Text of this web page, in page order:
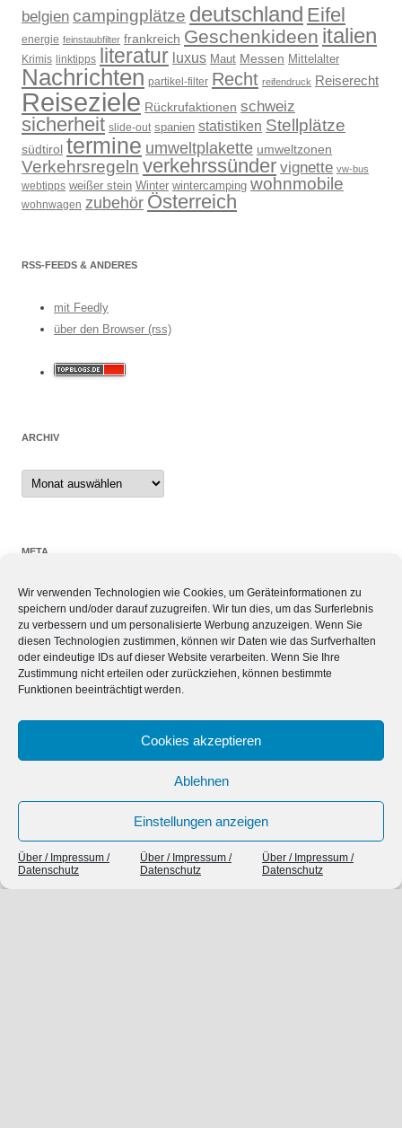
Wir verwenden Technologien wie Cookies, um Geräteinformationen zu
speichern und/oder darauf zuzugreifen. Wir tun dies, um das Surferlebnis
zu verbessern und um personalisierte Werbung anzuzeigen. Wenn Sie
diesen Technologien zustimmen, können wir Daten wie das Surfverhalten
oder eindeutige IDs auf dieser Website verarbeiten. Wenn Sie Ihre
Zustimmung nicht erteilen oder zurückziehen, können bestimmte
Funktionen beeinträchtigt werden.
Cookies akzeptieren
Ablehnen
Einstellungen anzeigen
Über / Impressum /
Datenschutz
Über / Impressum /
Datenschutz
Über / Impressum /
Datenschutz
belgien campingplätze deutschland Eifel
energie feinstaubfilter frankreich Geschenkideen italien
Krimis linktipps literatur luxus Maut Messen Mittelalter
Nachrichten partikel-filter Recht reifendruck Reiserecht
Reiseziele Rückrufaktionen schweiz
sicherheit slide-out spanien statistiken Stellplätze
südtirol termine umweltplakette umweltzonen
Verkehrsregeln verkehrssünder vignette vw-bus
webtipps weißer stein Winter wintercamping wohnmobile
wohnwagen zubehör Österreich
RSS-FEEDS & ANDERES
mit Feedly
über den Browser (rss)
ARCHIV
Archiv
META
Anmelden
Eintrags-Feed
Kommentar-Feed
WordPress.org
SIEBEN TAGE, SIEBEN THEMEN